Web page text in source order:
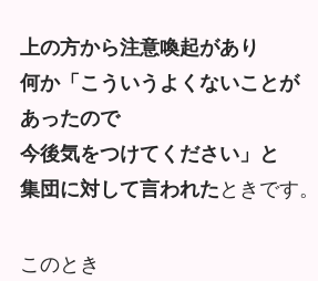
上の方から注意喚起があり
何か「こういうよくないことが
あったので
今後気をつけてください」と
集団に対して言われた ときです。
このとき